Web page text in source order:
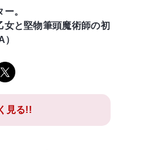
。
女と堅物筆頭魔術師の初
見る!!